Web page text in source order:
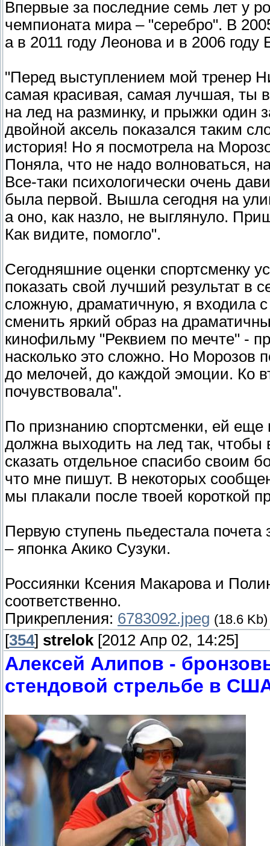
Впервые за последние семь лет у
чемпионата мира – "серебро". В
а в 2011 году Леонова и в 2006
"Перед выступлением мой тренер
самая красивая, самая лучшая,
на лед на разминку, и прыжки один
двойной аксель показался таким
история! Но я посмотрела на
Поняла, что не надо волноваться,
Все-таки психологически очень
была первой. Вышла сегодня на
а оно, как назло, не выглянуло.
Как видите, помогло".
Сегодняшние оценки спортсменку
показать свой лучший результат в
сложную, драматичную, я входила
сменить яркий образ на
кинофильму "Реквием по мечте" -
насколько это сложно. Но Морозов
до мелочей, до каждой эмоции. Ко
почувствовала".
По признанию спортсменки, ей еще
должна выходить на лед так, чтобы
сказать отдельное спасибо своим
что мне пишут. В некоторых
мы плакали после твоей короткой
Первую ступень пьедестала почета
– японка Акико Сузуки.
Россиянки Ксения Макарова и
соответственно.
Прикрепления: 6783092.jpeg (18.6 Kb)
[354] strelok [2012 Апр 02, 14:25]
Алексей Алипов -
стендовой стрельбе в